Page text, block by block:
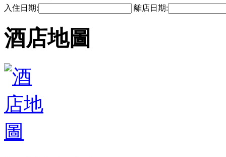
入住日期: 離店日期:
酒店地圖